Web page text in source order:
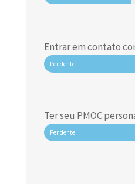
Entrar em contato
Pendente
Ter seu PMOC
Pendente